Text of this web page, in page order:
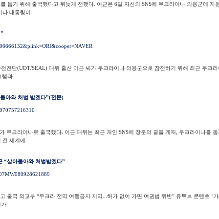
돕기 위해 출국했다고 뒤늦게 전했다. 이근은 6일 자신의 SNS에 우크라이나 의용군에 자
대통령이...
"
전단(UDT/SEAL) 대위 출신 이근 씨가 우크라이나 의용군으로 참전하기 위해 최근 우크
과...
아와 처벌 받겠다”(전문)
우크라이나로 출국했다. 이근 대위는 최근 개인 SNS에 장문의 글을 게재, 우크라이나를
세계에...
“살아돌아와 처벌받겠다”
출국 외교부 “우크라 전역 여행금지 지역...허가 없이 가면 여권법 위반” 유튜브 콘텐츠 ‘
...